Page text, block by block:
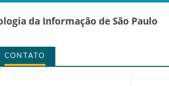
da Informação de São Paulo
CONTATO